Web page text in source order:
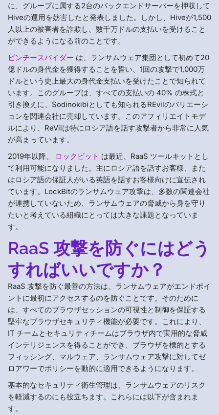
に、グループに属する2台のバックエンドサーバーを押収して
Hiveの運用を妨害したと発表しました。しかし、Hiveが1,500
人以上の被害者を詐欺し、数千万ドルの支払いを受けること
ができるようになる前のことです。
ピンチースパイダー は、ランサムウェア集団として初めて20
億ドルの身代金を獲得することを誓い、1回の攻撃で1,000万
ドルという史上最大の身代金支払いを受けたことで知られて
います。このグループは、すべての支払いの 40% の株式と
引き換えに、Sodinokibiとしても知られるREvilのバリエーシ
ョンを関連会社に売却しています。このアフィリエイトモデ
ルにより、ReVilは特にロシア語を話す攻撃者から非常に人気
が高まっています。
2019年以降、
ロックビット は最近、RaaS ツールキットとし
て利用可能になりました。主にロシア語を話すお客様、また
はロシア語の保証人がいる英語を話すお客様向けに宣伝され
ています。LockBitのランサムウェア攻撃は、多数の関連会社
が連携していないため、ランサムウェアの脅威から身を守り
たいと考えている組織にとっては大きな課題となっていま
す。
RaaS 攻撃を防ぐにはどう
すればいいですか？
RaaS 攻撃を防ぐ最善の方法は、ランサムウェアがエンドポイ
ントに最初にアクセスするのを防ぐことです。そのために
は、すべてのブラウザセッションの可視性と制御を保証する
堅牢なブラウザセキュリティ機能が必要です。これにより、
IT チームとセキュリティチームはブラウザ内で実用的な脅威
インテリジェンスを得ることができ、ブラウザを標的とする
フィッシング、マルウェア、ランサムウェア攻撃に対してゼ
ロアワーでポリシーを動的に適用できるようになります。
基本的なセキュリティ衛生管理は、ランサムウェアのリスク
を軽減するのにも役立ちます。これらには以下が含まれま
す。